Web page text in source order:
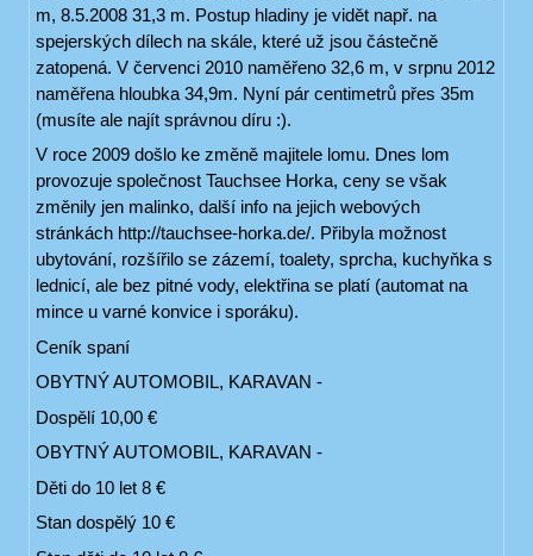
m, 8.5.2008 31,3 m. Postup hladiny je vidět např. na
spejerských dílech na skále, které už jsou částečně
zatopená. V červenci 2010 naměřeno 32,6 m, v srpnu 2012
naměřena hloubka 34,9m. Nyní pár centimetrů přes 35m
(musíte ale najít správnou díru :).
V roce 2009 došlo ke změně majitele lomu. Dnes lom
provozuje společnost Tauchsee Horka, ceny se však
změnily jen malinko, další info na jejich webových
stránkách http://tauchsee-horka.de/. Přibyla možnost
ubytování, rozšířilo se zázemí, toalety, sprcha, kuchyňka s
lednicí, ale bez pitné vody, elektřina se platí (automat na
mince u varné konvice i sporáku).
Ceník spaní
OBYTNÝ AUTOMOBIL, KARAVAN -
Dospělí 10,00 €
OBYTNÝ AUTOMOBIL, KARAVAN -
Děti do 10 let 8 €
Stan dospělý 10 €